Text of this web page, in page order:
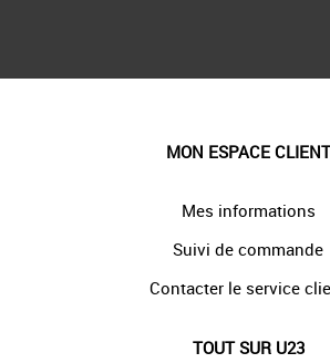
MON ESPACE CLIENT
Mes informations
Suivi de commande
Contacter le service
TOUT SUR U23